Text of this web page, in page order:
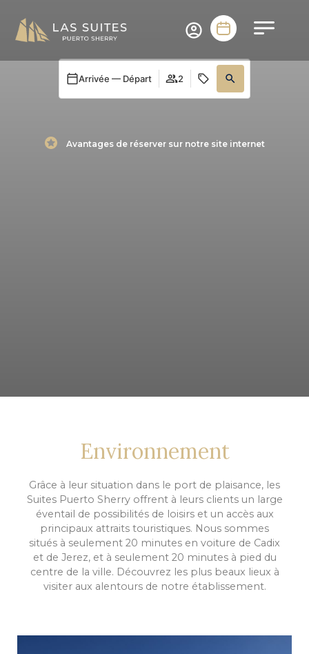
Arrivée — Départ 2
Avantages de réserver sur notre site internet
Environnement
Grâce à leur situation dans le port de plaisance, les
Suites Puerto Sherry offrent à leurs clients un large
éventail de possibilités de loisirs et un accès aux
principaux attraits touristiques. Nous sommes
situés à seulement 20 minutes en voiture de Cadix
et de Jerez, et à seulement 20 minutes à pied du
centre de la ville. Découvrez les plus beaux lieux à
visiter aux alentours de notre établissement.